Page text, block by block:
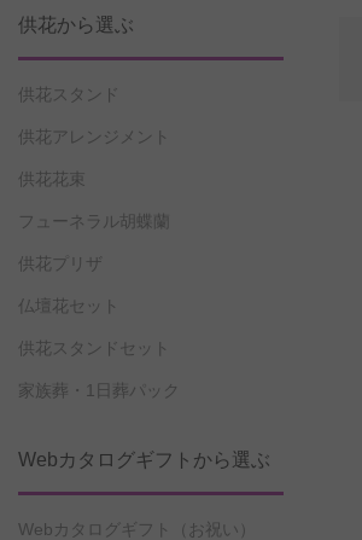
供花から選ぶ
供花スタンド
供花アレンジメント
供花花束
フューネラル胡蝶蘭
供花プリザ
仏壇花セット
供花スタンドセット
家族葬・1日葬パック
Webカタログギフトから選ぶ
Webカタログギフト（お祝い）